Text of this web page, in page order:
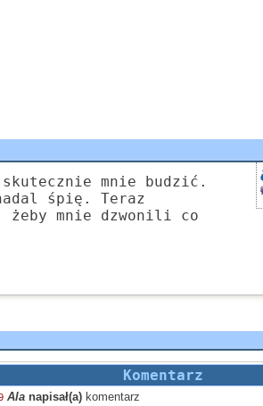
mnie budzić.
śpię. Teraz
żeby mnie dzwonili co
Komentarz
Ala napisał(a) komentarz